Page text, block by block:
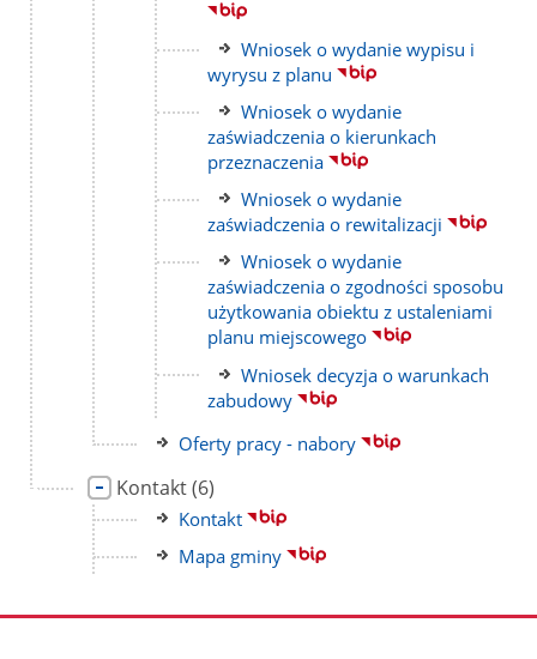
strony
Link
do
Wniosek o wydanie wypisu i
wyrysu z planu
Link
do
strony
Wniosek o wydanie
zaświadczenia o kierunkach
przeznaczenia
Link
do
Wniosek o wydanie
zaświadczenia o rewitalizacji
Link
do
strony
Wniosek o wydanie
zaświadczenia o zgodności sposobu
użytkowania obiektu z ustaleniami
planu miejscowego
Link
do
Wniosek decyzja o warunkach
zabudowy
Link
strony
Oferty pracy - nabory
Link
do
Kontakt liczba
podstron
(6)
Link
strony
Kontakt
Link
Mapa gminy